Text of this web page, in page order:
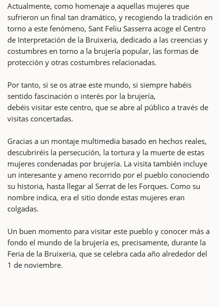
Actualmente, como homenaje a aquellas mujeres que
sufrieron un final tan dramático, y recogiendo la tradición en
torno a este fenómeno, Sant Feliu Sasserra acoge el Centro
de Interpretación de la Bruixeria, dedicado a las creencias y
costumbres en torno a la brujería popular, las formas de
protección y otras costumbres relacionadas.
Por tanto, si se os atrae este mundo, si siempre habéis
sentido fascinación o interés por la brujería,
debéis visitar este centro, que se abre al público a través de
visitas concertadas.
Gracias a un montaje multimedia basado en hechos reales,
descubriréis la persecución, la tortura y la muerte de estas
mujeres condenadas por brujería. La visita también incluye
un interesante y ameno recorrido por el pueblo conociendo
su historia, hasta llegar al Serrat de les Forques. Como su
nombre indica, era el sitio donde estas mujeres eran
colgadas.
Un buen momento para visitar este pueblo y conocer más a
fondo el mundo de la brujería es, precisamente, durante la
Feria de la Bruixeria, que se celebra cada año alrededor del
1 de noviembre.